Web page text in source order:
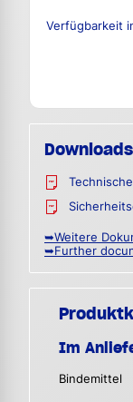
Verfügbarkeit
➥Weitere
➥Further
Im
Bindemittel